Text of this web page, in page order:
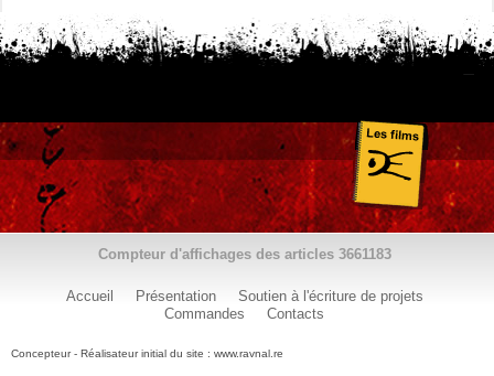
Compteur d'affichages des articles 3661183
Accueil Présentation
Soutien à l'écriture de projets
Commandes
Contacts
Concepteur - Réalisateur initial du site : www.ravnal.re